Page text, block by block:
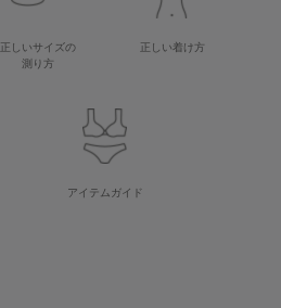
正しいサイズの
測り方
正しい着け方
アイテムガイド